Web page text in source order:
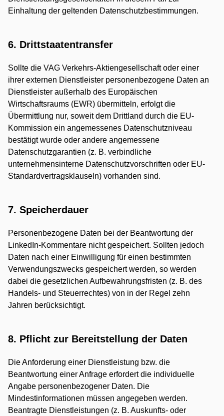
Einhaltung der geltenden Datenschutzbestimmungen.
6. Drittstaatentransfer
Sollte die VAG Verkehrs-Aktiengesellschaft oder einer
ihrer externen Dienstleister personenbezogene Daten an
Dienstleister außerhalb des Europäischen
Wirtschaftsraums (EWR) übermitteln, erfolgt die
Übermittlung nur, soweit dem Drittland durch die EU-
Kommission ein angemessenes Datenschutzniveau
bestätigt wurde oder andere angemessene
Datenschutzgarantien (z. B. verbindliche
unternehmensinterne Datenschutzvorschriften oder EU-
Standardvertragsklauseln) vorhanden sind.
7. Speicherdauer
Personenbezogene Daten bei der Beantwortung der
LinkedIn-Kommentare nicht gespeichert. Sollten jedoch
Daten nach einer Einwilligung für einen bestimmten
Verwendungszwecks gespeichert werden, so werden
dabei die gesetzlichen Aufbewahrungsfristen (z. B. des
Handels- und Steuerrechtes) von in der Regel zehn
Jahren berücksichtigt.
8. Pflicht zur Bereitstellung der Daten
Die Anforderung einer Dienstleistung bzw. die
Beantwortung einer Anfrage erfordert die individuelle
Angabe personenbezogener Daten. Die
Mindestinformationen müssen angegeben werden.
Beantragte Dienstleistungen (z. B. Auskunfts- oder